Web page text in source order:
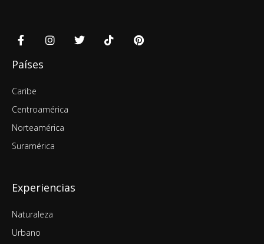
Países
Caribe
Centroamérica
Norteamérica
Suramérica
Experiencias
Naturaleza
Urbano